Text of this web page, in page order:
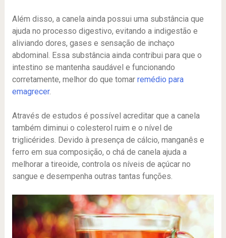
Além disso, a canela ainda possui uma substância que
ajuda no processo digestivo, evitando a indigestão e
aliviando dores, gases e sensação de inchaço
abdominal. Essa substância ainda contribui para que o
intestino se mantenha saudável e funcionando
corretamente, melhor do que tomar remédio para
emagrecer.
Através de estudos é possível acreditar que a canela
também diminui o colesterol ruim e o nível de
triglicérides. Devido à presença de cálcio, manganês e
ferro em sua composição, o chá de canela ajuda a
melhorar a tireoide, controla os níveis de açúcar no
sangue e desempenha outras tantas funções.